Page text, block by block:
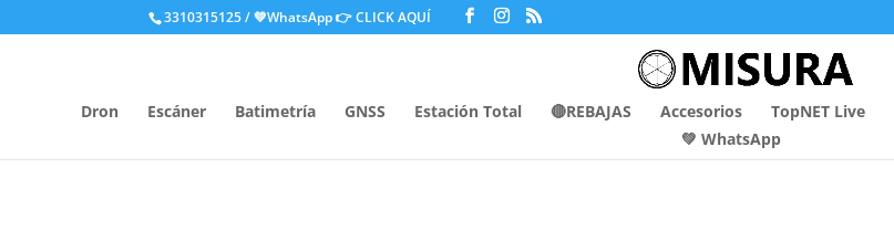
3310315125 / 💚WhatsApp👉 CLICK AQUÍ
Dron Escáner Batimetría GNSS Estación Total 🔴REBAJAS Accesorios TopNET Live
💚 WhatsApp